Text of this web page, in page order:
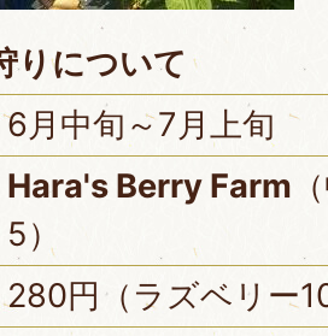
りについて
6月中旬～7月上旬
Hara's Berry Farm
5）
280円（ラズベリー